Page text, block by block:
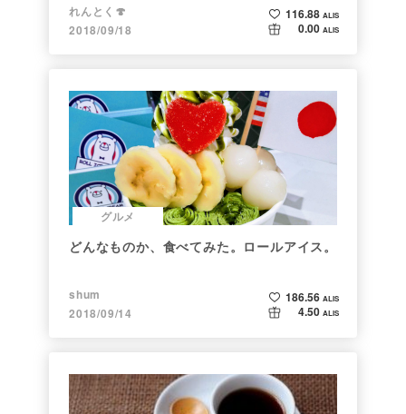
れんとく🍄
2018/09/18
116.88 ALIS
0.00 ALIS
グルメ
どんなものか、食べてみた。ロールアイス。
shum
2018/09/14
186.56 ALIS
4.50 ALIS